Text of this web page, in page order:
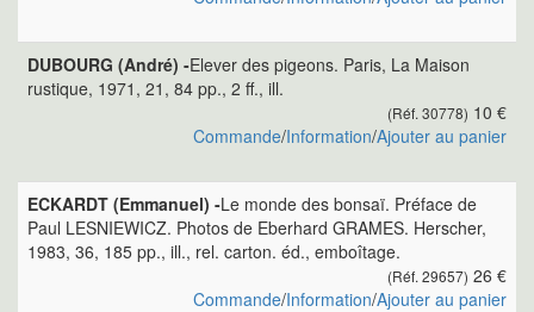
DUBOURG (André) -Elever des pigeons. Paris, La Maison
rustique, 1971, 21, 84 pp., 2 ff., ill.
(Réf. 30778) 10 €
Commande/Information/Ajouter au panier
ECKARDT (Emmanuel) -Le monde des bonsaï. Préface de
Paul LESNIEWICZ. Photos de Eberhard GRAMES. Herscher,
1983, 36, 185 pp., ill., rel. carton. éd., emboîtage.
(Réf. 29657) 26 €
Commande/Information/Ajouter au panier